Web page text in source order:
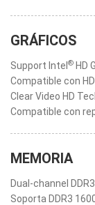
GRÁFICOS
Support Intel ® HD
Compatible con
Clear Video HD
Compatible con
MEMORIA
Dual-channel
Soporta DDR3